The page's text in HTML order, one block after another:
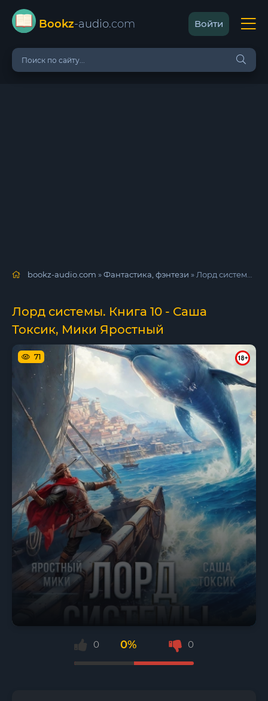
Bookz-audio.com Войти
bookz-audio.com »Фантастика, фэнтези » Лорд системы. Книга 10 - Саша Токсик, Мики Яростный
Лорд системы. Книга 10 - Саша
Токсик, Мики Яростный
71
0 0% 0